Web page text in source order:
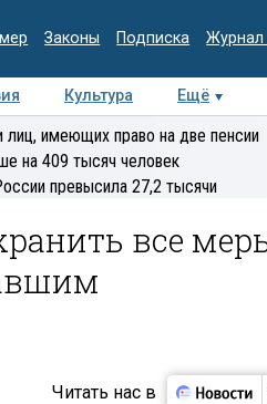
Законы Подписка Журнал
Культура Ещё
Интервью Колумнисты
имеющих право на две пенсии
на 409 тысяч человек
превысила 27,2 тысячи
все
Читать нас в